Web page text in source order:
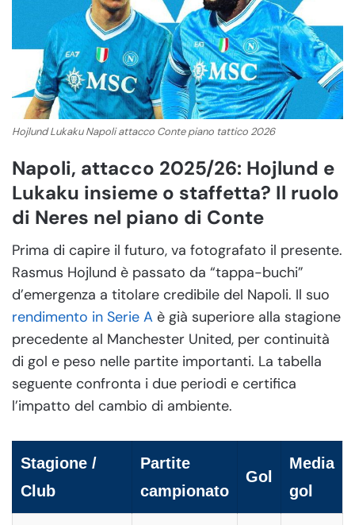
Hojlund Lukaku Napoli attacco Conte piano tattico 2026
Napoli, attacco 2025/26: Hojlund e
Lukaku insieme o staffetta? Il ruolo
di Neres nel piano di Conte
Prima di capire il futuro, va fotografato il presente.
Rasmus Hojlund è passato da “tappa-buchi”
d’emergenza a titolare credibile del Napoli. Il suo
rendimento in Serie A è già superiore alla stagione
precedente al Manchester United, per continuità
di gol e peso nelle partite importanti. La tabella
seguente confronta i due periodi e certifica
l’impatto del cambio di ambiente.
Stagione /
Club
Partite
campionato
Gol
Media
gol